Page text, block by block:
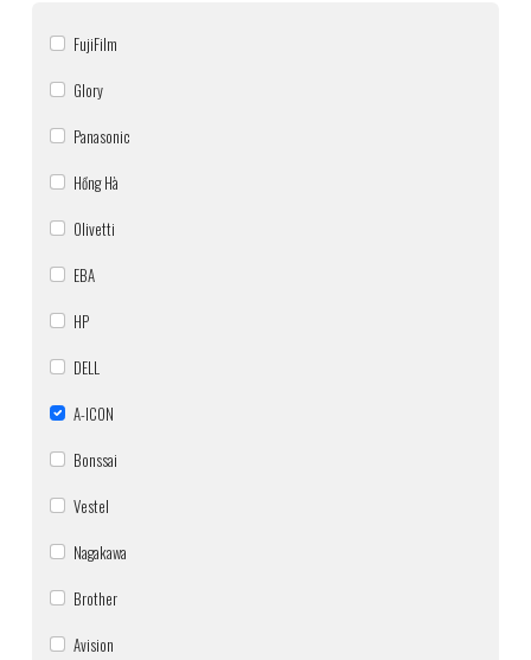
FujiFilm
Glory
Panasonic
Hồng Hà
Olivetti
EBA
HP
DELL
A-ICON
Bonssai
Vestel
Nagakawa
Brother
Avision